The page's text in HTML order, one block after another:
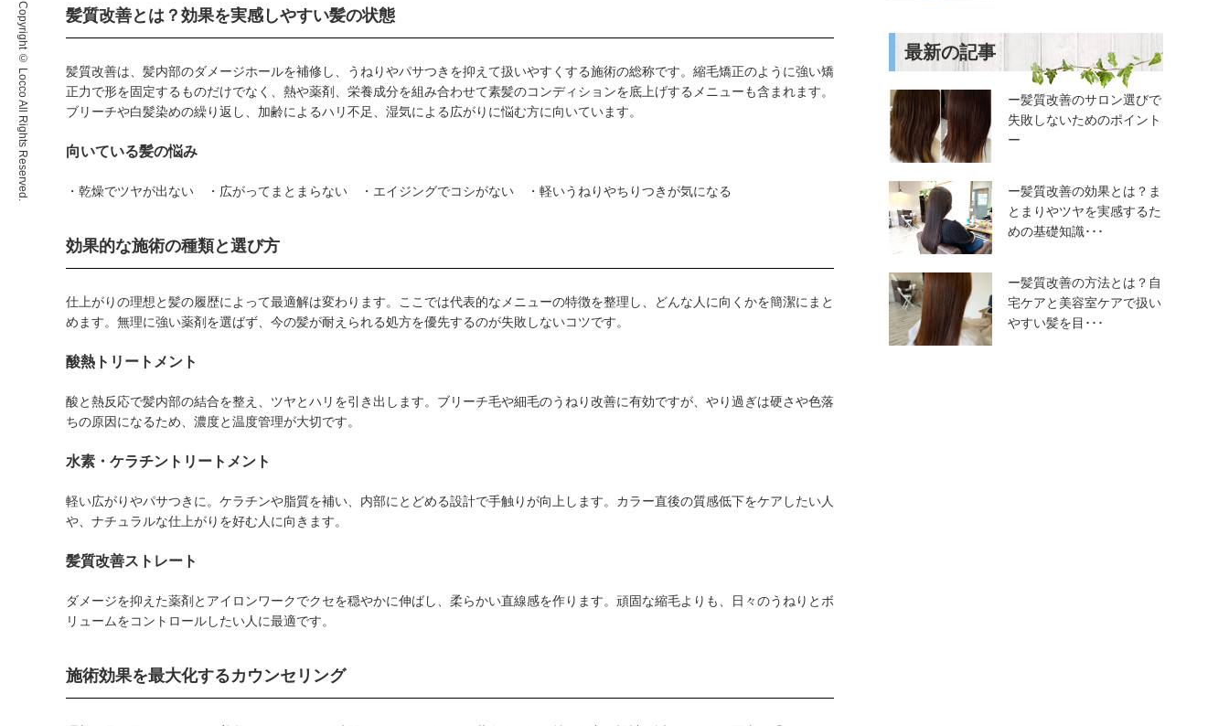
髪質改善とは？効果を実感しやすい髪の状態
髪質改善は、髪内部のダメージホールを補修し、うねりやパサつきを抑えて扱いやすくする施術の総称です。縮毛矯正のように強い矯
正力で形を固定するものだけでなく、熱や薬剤、栄養成分を組み合わせて素髪のコンディションを底上げするメニューも含まれます。
ブリーチや白髪染めの繰り返し、加齢によるハリ不足、湿気による広がりに悩む方に向いています。
向いている髪の悩み
・乾燥でツヤが出ない ・広がってまとまらない ・エイジングでコシがない ・軽いうねりやちりつきが気になる
効果的な施術の種類と選び方
仕上がりの理想と髪の履歴によって最適解は変わります。ここでは代表的なメニューの特徴を整理し、どんな人に向くかを簡潔にまと
めます。無理に強い薬剤を選ばず、今の髪が耐えられる処方を優先するのが失敗しないコツです。
酸熱トリートメント
酸と熱反応で髪内部の結合を整え、ツヤとハリを引き出します。ブリーチ毛や細毛のうねり改善に有効ですが、やり過ぎは硬さや色落
ちの原因になるため、濃度と温度管理が大切です。
水素・ケラチントリートメント
軽い広がりやパサつきに。ケラチンや脂質を補い、内部にとどめる設計で手触りが向上します。カラー直後の質感低下をケアしたい人
や、ナチュラルな仕上がりを好む人に向きます。
髪質改善ストレート
ダメージを抑えた薬剤とアイロンワークでクセを穏やかに伸ばし、柔らかい直線感を作ります。頑固な縮毛よりも、日々のうねりとボ
リュームをコントロールしたい人に最適です。
施術効果を最大化するカウンセリング
最新の記事
ー髪質改善のサロン選びで
失敗しないためのポイント
ー
ー髪質改善の効果とは？ま
とまりやツヤを実感するた
めの基礎知識･･･
ー髪質改善の方法とは？自
宅ケアと美容室ケアで扱い
やすい髪を目･･･
Copyright © Locco All Rights Reserved.